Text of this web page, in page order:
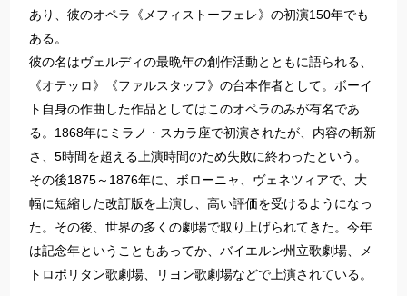
あり、彼のオペラ《メフィストーフェレ》の初演150年でも
ある。
彼の名はヴェルディの最晩年の創作活動とともに語られる、
《オテッロ》《ファルスタッフ》の台本作者として。ボーイ
ト自身の作曲した作品としてはこのオペラのみが有名であ
る。1868年にミラノ・スカラ座で初演されたが、内容の斬新
さ、5時間を超える上演時間のため失敗に終わったという。
その後1875～1876年に、ボローニャ、ヴェネツィアで、大
幅に短縮した改訂版を上演し、高い評価を受けるようになっ
た。その後、世界の多くの劇場で取り上げられてきた。今年
は記念年ということもあってか、バイエルン州立歌劇場、メ
トロポリタン歌劇場、リヨン歌劇場などで上演されている。